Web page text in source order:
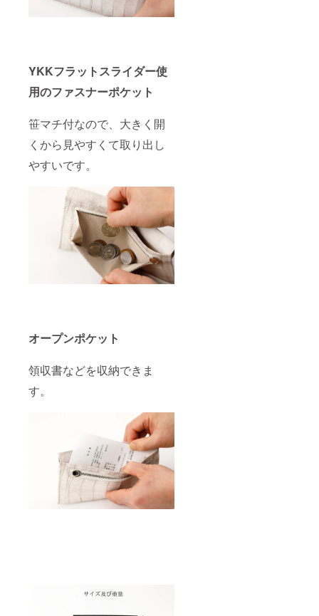
YKKフラットスライダー使
用のファスナーポケット
笹マチ付なので、大きく開
くから見やすくて取り出し
やすいです。
オープンポケット
領収書などを収納できま
す。